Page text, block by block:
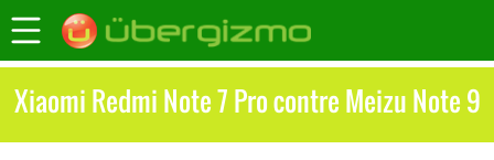
Xiaomi Redmi Note 7 Pro contre Meizu Note 9